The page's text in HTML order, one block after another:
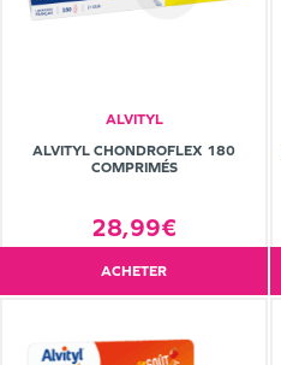
ALVITYL
ALVITYL CHONDROFLEX 180
COMPRIMÉS
28,99€
ACHETER